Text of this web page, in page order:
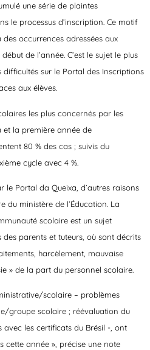
une série de plaintes
le processus d’inscription. Ce motif
des occurrences adressées aux
de l’année. C’est le sujet le plus
sur le Portal des Inscriptions
aux élèves.
les plus concernés par les
et la première année de
80 % des cas ; suivis du
cycle avec 4 %.
le Portal da Queixa, d’autres raisons
du ministère de l’Éducation. La
scolaire est un sujet
parents et tuteurs, où sont décrits
harcèlement, mauvaise
» de la part du personnel scolaire.
scolaire – problèmes
groupe scolaire ; réévaluation du
avec les certificats du Brésil -, ont
cette année », précise une note